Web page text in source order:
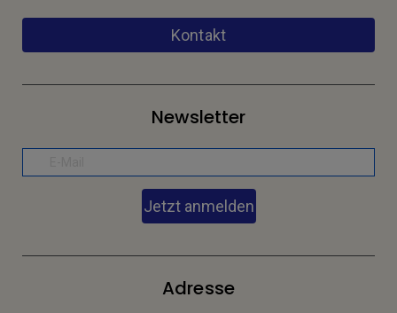
Kontakt
Newsletter
Jetzt anmelden
Adresse